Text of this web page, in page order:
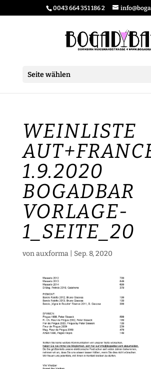
0043 664 351 186 2
Seite wählen
WEINLISTE
1.9.2020
BOGADBAR
VORLAGE-
1_SEITE_20
vonauxforma| Sep. 8, 2020